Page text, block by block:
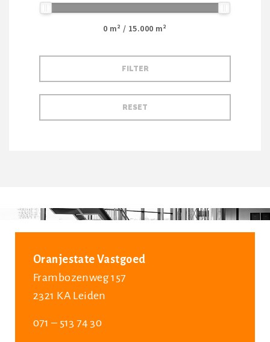
0 m² / 15.000 m²
Oranjestate Vastgoed
Frambozenweg 157
2321 KA Leiden
071 – 513 74 30